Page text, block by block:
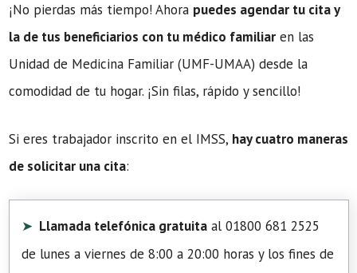
¡No pierdas más tiempo! Ahora puedes agendar tu cita y
la de tus beneficiarios con tu médico familiar en las
Unidad de Medicina Familiar (UMF-UMAA) desde la
comodidad de tu hogar. ¡Sin filas, rápido y sencillo!
Si eres trabajador inscrito en el IMSS, hay cuatro maneras
de solicitar una cita:
Llamada telefónica gratuita al 01800 681 2525
de lunes a viernes de 8:00 a 20:00 horas y los fines de